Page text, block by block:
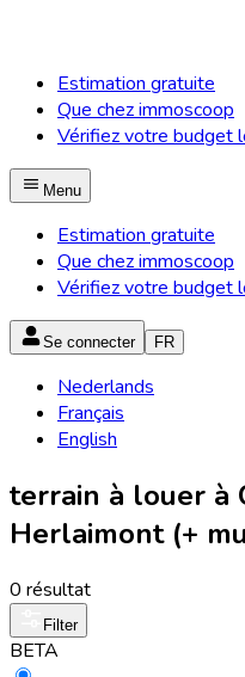
Estimation gratuite
Que chez immoscoop
Vérifiez votre budget
Menu
Estimation gratuite
Que chez immoscoop
Vérifiez votre budget
Se connecter FR
Nederlands
Français
English
terrain à louer à
Herlaimont (+
0 résultat
Filter
BETA